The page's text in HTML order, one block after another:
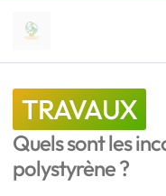
TRAVAUX
Quels sont les
polystyrène ?